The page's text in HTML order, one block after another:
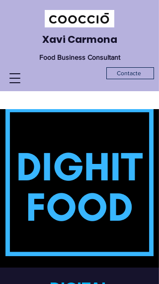
Xavi Carmona
Food Business Consultant
Contacte